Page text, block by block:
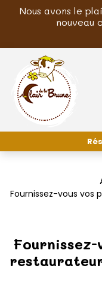
Nous avons le
nouveau
Fournissez-vous vos